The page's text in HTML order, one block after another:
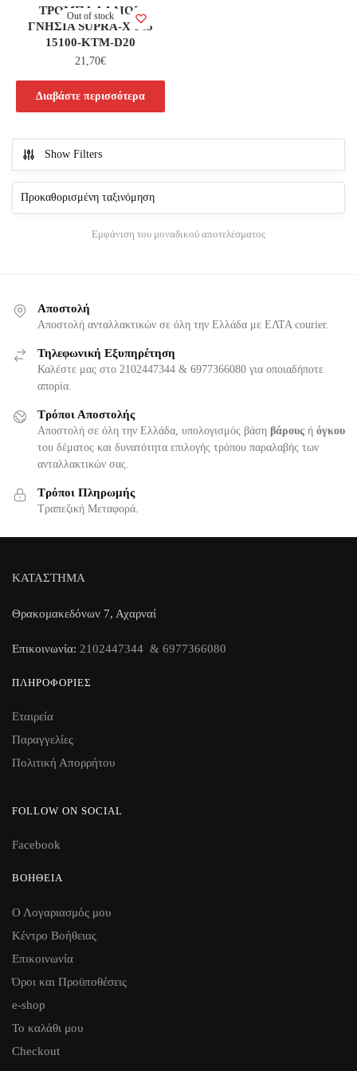
Out of stock
ΤΡΟΜΠΑ ΛΑΔΙΟΥ
ΓΝΗΣΙΑ SUPRA-X 125
15100-KTM-D20
21,70€
Διαβάστε περισσότερα
Show Filters
Εμφάνιση του μοναδικού αποτελέσματος
Αποστολή
Αποστολή ανταλλακτικών σε όλη την Ελλάδα με ΕΛΤΑ courier.
Τηλεφωνική Εξυπηρέτηση
Καλέστε μας στο 2102447344 & 6977366080 για οποιαδήποτε
απορία.
Τρόποι Αποστολής
Αποστολή σε όλη την Ελλάδα, υπολογισμός βάση βάρους ή όγκου
του δέματος και δυνατότητα επιλογής τρόπου παραλαβής των
ανταλλακτικών σας.
Τρόποι Πληρωμής
Τραπεζική Μεταφορά.
ΚΑΤΑΣΤΗΜΑ
Θρακομακεδόνων 7, Αχαρναί
Επικοινωνία: 2102447344 & 6977366080
ΠΛΗΡΟΦΟΡΊΕΣ
Εταιρεία
Παραγγελίες
Πολιτική Απορρήτου
FOLLOW ON SOCIAL
Facebook
ΒΟΉΘΕΙΑ
Ο Λογαριασμός μου
Κέντρο Βοήθειας
Επικοινωνία
Όροι και Προϋποθέσεις
e-shop
Το καλάθι μου
Checkout